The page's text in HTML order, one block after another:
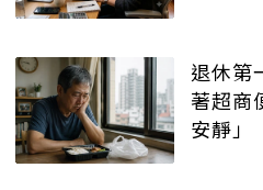
退休第
著超商
安靜」